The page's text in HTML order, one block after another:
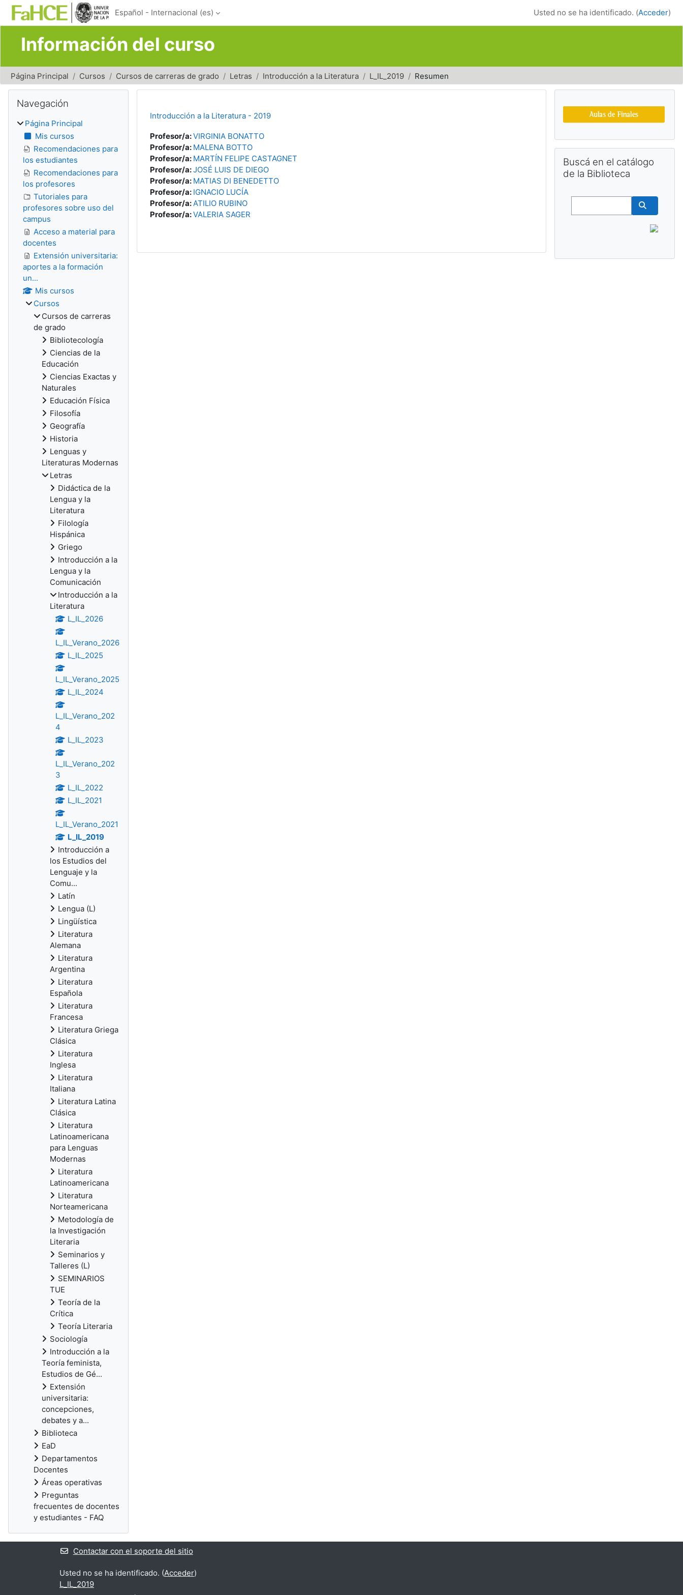
Salta al contenido principal
Español - Internacional ‎(es)‎ Usted no se ha identificado. (Acceder)
Información del curso
Página Principal Cursos Cursos de carreras de grado Letras Introducción a la Literatura L_IL_2019 Resumen
Introducción a la Literatura - 2019
Profesor/a:VIRGINIA BONATTO
Profesor/a: MALENA BOTTO
Profesor/a: MARTÍN FELIPE CASTAGNET
Profesor/a:JOSÉ LUIS DE DIEGO
Profesor/a: MATIAS DI BENEDETTO
Profesor/a: IGNACIO LUCÍA
Profesor/a:ATILIO RUBINO
Profesor/a:VALERIA SAGER
Bloques
Navegación
Página Principal
Mis cursos
Recomendaciones para
los estudiantes
Recomendaciones para
los profesores
Tutoriales para
profesores sobre uso del
campus
Acceso a material para
docentes
Extensión universitaria:
aportes a la formación
un...
Mis cursos
Cursos
Cursos de carreras
de grado
Bibliotecología
Ciencias de la
Educación
Ciencias Exactas y
Naturales
Educación Física
Filosofía
Geografía
Historia
Lenguas y
Literaturas Modernas
Letras
Didáctica de la
Lengua y la
Literatura
Filología
Hispánica
Griego
Introducción a la
Lengua y la
Comunicación
Introducción a la
Literatura
L_IL_2026
L_IL_Verano_2026
L_IL_2025
L_IL_Verano_2025
L_IL_2024
L_IL_Verano_202
4
L_IL_2023
L_IL_Verano_202
3
L_IL_2022
L_IL_2021
L_IL_Verano_2021
L_IL_2019
Introducción a
los Estudios del
Lenguaje y la
Comu...
Latín
Lengua (L)
Lingüística
Literatura
Alemana
Literatura
Argentina
Literatura
Española
Literatura
Francesa
Literatura Griega
Clásica
Literatura
Inglesa
Literatura
Italiana
Literatura Latina
Clásica
Literatura
Latinoamericana
para Lenguas
Modernas
Literatura
Latinoamericana
Literatura
Norteamericana
Metodología de
la Investigación
Literaria
Seminarios y
Talleres (L)
SEMINARIOS
TUE
Teoría de la
Crítica
Teoría Literaria
Sociología
Introducción a la
Teoría feminista,
Estudios de Gé...
Extensión
universitaria:
concepciones,
debates y a...
Biblioteca
EaD
Departamentos
Docentes
Áreas operativas
Preguntas
frecuentes de docentes
y estudiantes - FAQ
Buscá en el catálogo
de la Biblioteca
Buscar
Buscar
Contactar con el soporte del sitio
Usted no se ha identificado. (Acceder)
L_IL_2019